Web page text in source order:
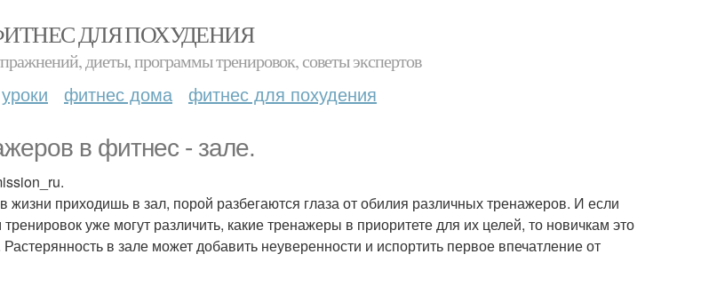
ДЛЯ ПОХУДЕНИЯ
диеты, программы тренировок, советы экспертов
уроки фитнес дома фитнес для похудения
в фитнес - зале.
жизни приходишь в зал, порой разбегаются глаза от обилия различных тренажеров. И если
уже могут различить, какие тренажеры в приоритете для их целей, то новичкам это
Растерянность в зале может добавить неуверенности и испортить первое впечатление от